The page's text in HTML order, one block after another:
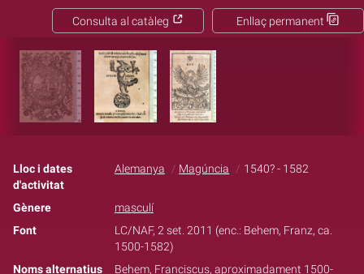
Enllaç permanent
Consulta al catàleg
Lloc i dates
d'activitat
Alemanya Magúncia 1540? - 1582
Gènere
masculí
Font
LC/NAF, 2 set. 2011 (enc.: Behem, Franz, ca.
1500-1582)
Noms alternatius
Behem, Franciscus, aproximadament 1500-